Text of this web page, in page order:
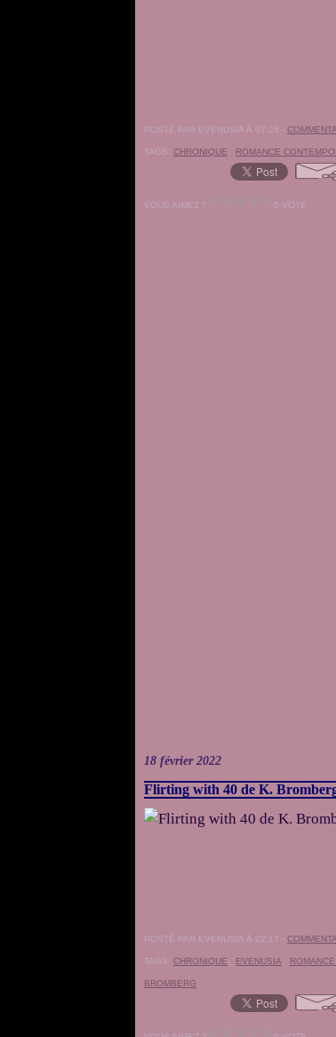
POSTÉ PAR EVENUSIA À 07:25 -
TAGS: CHRONIQUE ROMANCE
VOUS AIMEZ ? 0 VOTE
18 février 2022
Flirting with 40 de K.
POSTÉ PAR EVENUSIA À 22:17 -
TAGS: CHRONIQUE EVENUSIA
BROMBERG